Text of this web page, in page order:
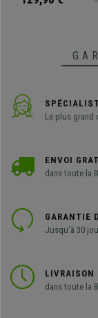
Le plus grand
ENVOI
dans toute la
GARANTIE
Jusqu'à 30
LIVRAISON
dans toute la